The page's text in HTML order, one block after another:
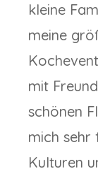
kleine
meine
mit
schönen
mich sehr
Kulturen